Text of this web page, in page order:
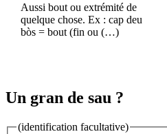
Aussi bout ou extrémité de
quelque chose. Ex : cap deu
bòs = bout (fin ou (…)
Un gran de sau ?
(identification facultative)